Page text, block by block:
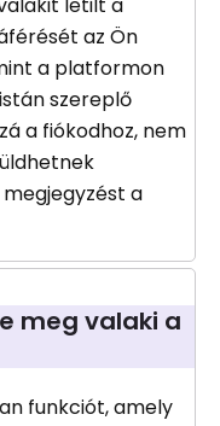
az Ön
a platformon
szereplő
a fiókodhoz, nem
a
meg valaki a
funkciót, amely